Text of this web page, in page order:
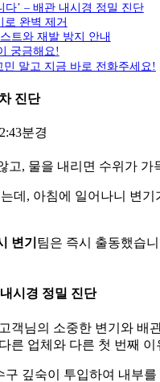
다’ – 배관 내시경 정밀 진단
로 완벽 제거
트와 재발 방지 안내
궁금해요!
말고 지금 바로 전화주세요!
진단
분경
고, 물을 내리면 수위가 가
데, 아침에 일어나니 변
변기 팀은 즉시 출동했습
시경 정밀 진단
객님의 소중한 변기와 배
른 업체와 다른 첫 번째 이
구 깊숙이 투입하여 내부